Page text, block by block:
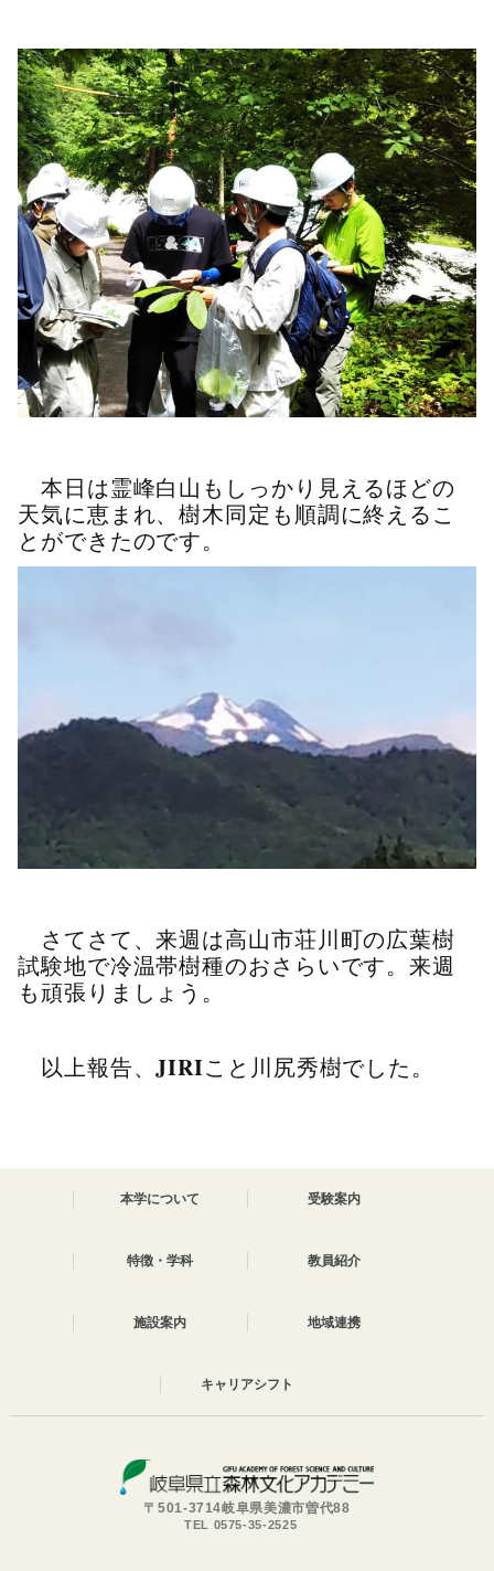
本日は霊峰白山もしっかり見えるほどの
天気に恵まれ、樹木同定も順調に終えるこ
とができたのです。
さてさて、来週は高山市荘川町の広葉樹
試験地で冷温帯樹種のおさらいです。来週
も頑張りましょう。
以上報告、JIRIこと川尻秀樹でした。
本学について 受験案内
特徴・学科 教員紹介
施設案内 地域連携
キャリアシフト
〒501-3714岐阜県美濃市曽代88
TEL 0575-35-2525